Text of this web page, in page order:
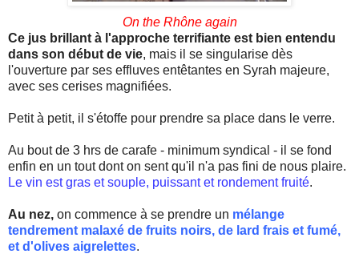
On the Rhône again
Ce jus brillant à l'approche terrifiante est bien entendu
dans son début de vie, mais il se singularise dès
l'ouverture par ses effluves entêtantes en Syrah majeure,
avec ses cerises magnifiées.
Petit à petit, il s'étoffe pour prendre sa place dans le verre.
Au bout de 3 hrs de carafe - minimum syndical - il se fond
enfin en un tout dont on sent qu'il n'a pas fini de nous plaire.
Le vin est gras et souple, puissant et rondement fruité.
Au nez, on commence à se prendre un mélange
tendrement malaxé de fruits noirs, de lard frais et fumé,
et d'olives aigrelettes.